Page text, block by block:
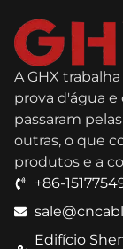
A GHX
prova d'água
passaram
outras, o que
produtos e a
+86-
Edifício